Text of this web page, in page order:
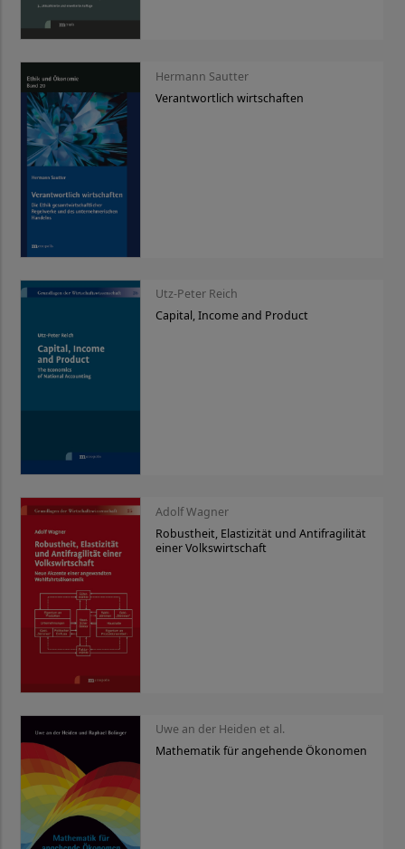
Hermann Sautter
Verantwortlich wirtschaften
Utz-Peter Reich
Capital, Income and Product
Adolf Wagner
Robustheit, Elastizität und Antifragilität
einer Volkswirtschaft
Uwe an der Heiden et al.
Mathematik für angehende Ökonomen